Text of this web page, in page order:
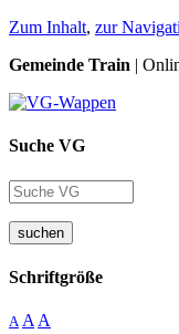
Zum Inhalt, zur
Gemeinde Train |
Suche VG
suchen
Schriftgröße
A A A